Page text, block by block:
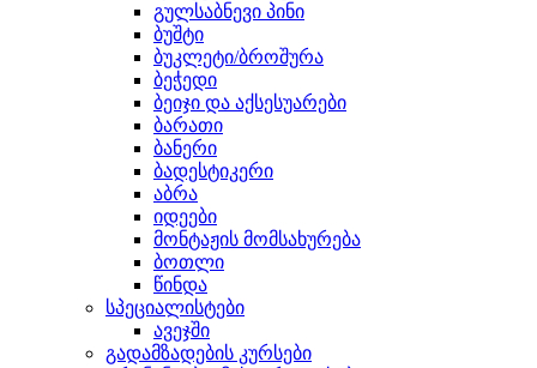
გულსაბნევი პინი
ბუშტი
ბუკლეტი/ბროშურა
ბეჭედი
ბეიჯი და აქსესუარები
ბარათი
ბანერი
ბადესტიკერი
აბრა
იდეები
მონტაჟის მომსახურება
ბოთლი
წინდა
სპეციალისტები
ავეჯში
გადამზადების კურსები